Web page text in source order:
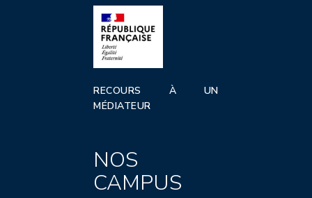
RECOURS À UN
MÉDIATEUR
NOS
CAMPUS